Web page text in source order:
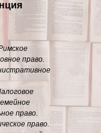
право.
право.
право.